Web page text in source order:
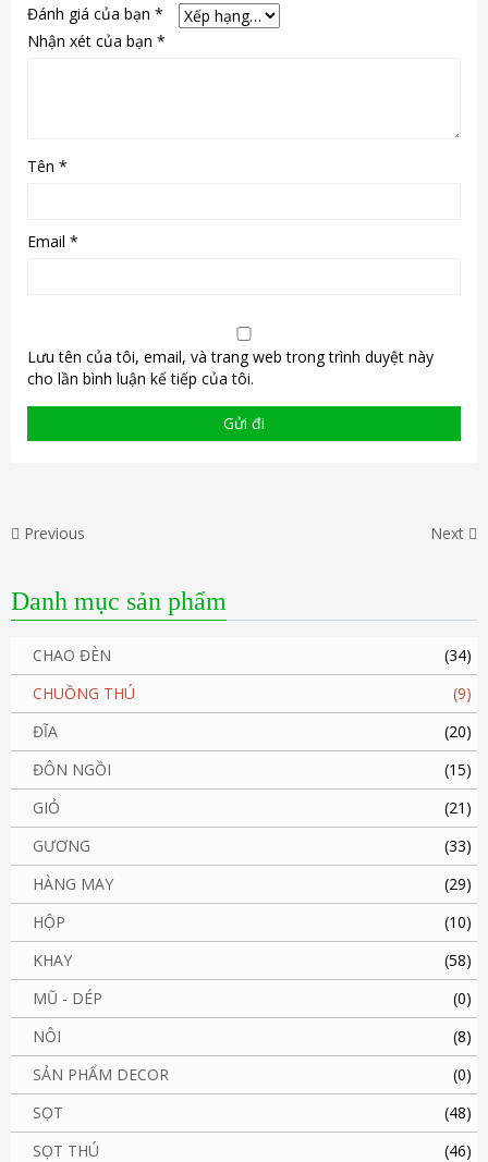
Đánh giá của bạn *
Nhận xét của bạn *
Tên *
Email *
Lưu tên của tôi, email, và trang web trong trình duyệt này
cho lần bình luận kế tiếp của tôi.
Previous Next
Danh mục sản phẩm
CHAO ĐÈN
(34)
CHUỒNG THÚ
(9)
ĐĨA
(20)
ĐÔN NGỒI
(15)
GIỎ
(21)
GƯƠNG
(33)
HÀNG MAY
(29)
HỘP
(10)
KHAY
(58)
MŨ - DÉP
(0)
NÔI
(8)
SẢN PHẨM DECOR
(0)
SỌT
(48)
SỌT THÚ
(46)